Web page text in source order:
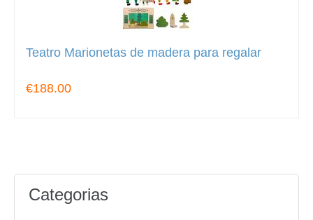
Teatro Marionetas de madera para regalar
€188.00
Categorias